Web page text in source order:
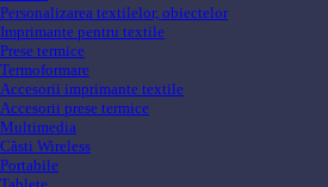
Personalizarea textilelor, obiectelor
Imprimante pentru textile
Prese termice
Termoformare
Accesorii imprimante textile
Accesorii prese termice
Multimedia
Căsti Wireless
Portabile